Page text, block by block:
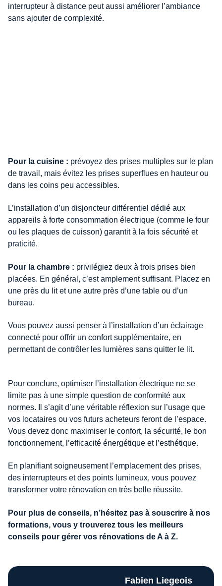
interrupteur à distance peut aussi améliorer l’ambiance
sans ajouter de complexité.
Pour la cuisine : prévoyez des prises multiples sur le plan
de travail, mais évitez les prises superflues en hauteur ou
dans les coins peu accessibles.
L’installation d’un disjoncteur différentiel dédié aux
appareils à forte consommation électrique (comme le four
ou les plaques de cuisson) garantit à la fois sécurité et
praticité.
Pour la chambre : privilégiez deux à trois prises bien
placées. En général, c’est amplement suffisant. Placez en
une près du lit et une autre près d’une table ou d’un
bureau.
Vous pouvez aussi penser à l’installation d’un éclairage
connecté pour offrir un confort supplémentaire, en
permettant de contrôler les lumières sans quitter le lit.
Pour conclure, optimiser l’installation électrique ne se
limite pas à une simple question de conformité aux
normes. Il s’agit d’une véritable réflexion sur l’usage que
vos locataires ou vos futurs acheteurs feront de l’espace.
Vous devez donc maximiser le confort, la sécurité, le bon
fonctionnement, l’efficacité énergétique et l’esthétique.
En planifiant soigneusement l’emplacement des prises,
des interrupteurs et des points lumineux, vous pouvez
transformer votre rénovation en très belle réussite.
Pour plus de conseils, n’hésitez pas à souscrire à nos
formations, vous y trouverez tous les meilleurs
conseils pour gérer vos rénovations de A à Z.
Fabien Liegeois